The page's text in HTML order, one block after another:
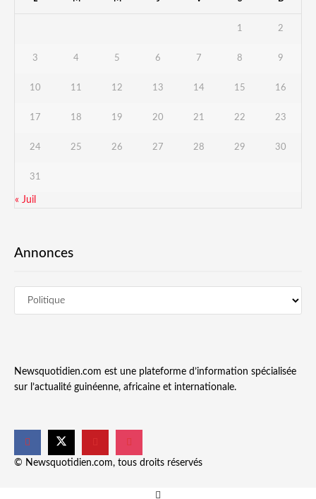
1 2
3 4 5 6 7 8 9
10 11 12 13 14 15 16
17 18 19 20 21 22 23
24 25 26 27 28 29 30
31
« Juil
Annonces
Newsquotidien.com est une plateforme d’information spécialisée
sur l’actualité guinéenne, africaine et internationale.
© Newsquotidien.com, tous droits réservés